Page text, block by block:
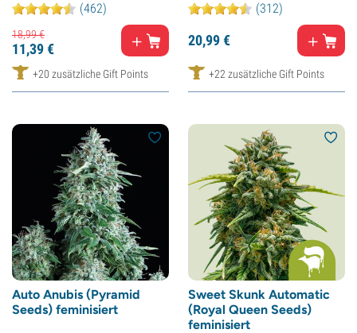
(462)
18,99€
11,39€
+20 zusätzliche Gift Points
(312)
20,99€
+22 zusätzliche Gift Points
Auto Anubis (Pyramid
Seeds) feminisiert
Sweet Skunk Automatic
(Royal Queen Seeds)
feminisiert